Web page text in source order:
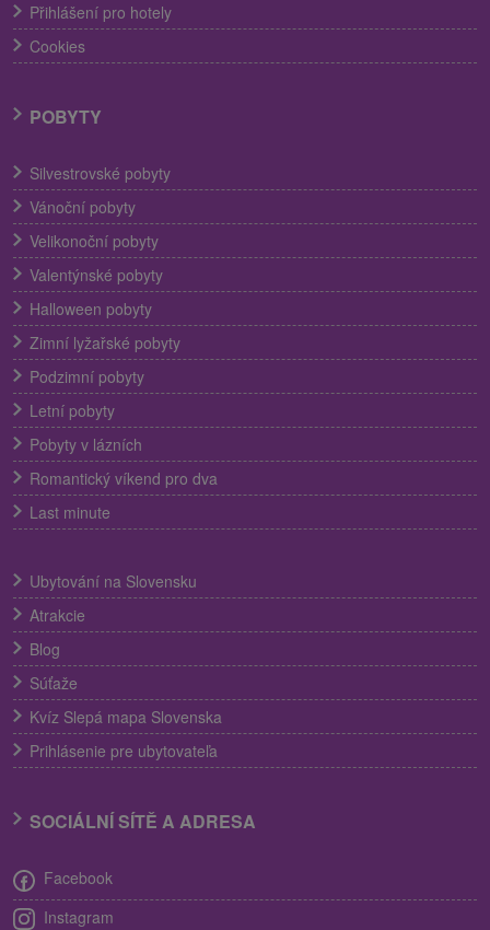
Přihlášení pro hotely
Cookies
POBYTY
Silvestrovské pobyty
Vánoční pobyty
Velikonoční pobyty
Valentýnské pobyty
Halloween pobyty
Zimní lyžařské pobyty
Podzimní pobyty
Letní pobyty
Pobyty v lázních
Romantický víkend pro dva
Last minute
Ubytování na Slovensku
Atrakcie
Blog
Súťaže
Kvíz Slepá mapa Slovenska
Prihlásenie pre ubytovateľa
SOCIÁLNÍ SÍTĚ A ADRESA
Facebook
Instagram